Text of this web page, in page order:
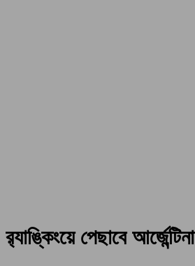
র‌্যাঙ্কিংয়ে পেছাবে আর্জেন্টিনা